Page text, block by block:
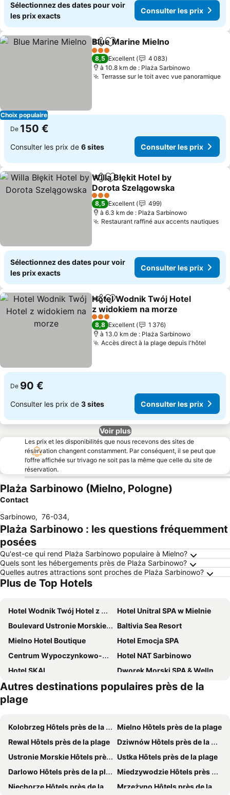
Sélectionnez des dates pour voir
les prix exacts
Consulter les prix
Choix populaire
PartagerAjouter à mes favoris
Blue Marine Mielno
3 Étoiles
8,5 Excellent
4 083
à 10.8 km de : Plaża Sarbinowo
Terrasse sur le toit avec vue panoramique
De 150 €
Consulter les prix de 6 sites Consulter les prix
PartagerAjouter à mes favoris
Willa Błękit Hotel by
Dorota Szelągowska
Consulter les prix
3 Étoiles
8,5 Excellent
499
à 6.3 km de : Plaża Sarbinowo
Restaurant raffiné aux accents nautiques
Sélectionnez des dates pour voir
les prix exacts
Consulter les prix
PartagerAjouter à mes favoris
Hotel Wodnik Twój Hotel
z widokiem na morze
Consulter les prix
3 Étoiles
8,8 Excellent
1 376
à 13.0 km de : Plaża Sarbinowo
Accès direct à la plage depuis l'hôtel
De 90 €
Consulter les prix de 3 sites Consulter les prix
Voir plus
Les prix et les disponibilités que nous recevons des sites de
réservation changent constamment. Par conséquent, il se peut que
l’offre affichée sur trivago ne soit pas la même que celle du site de
réservation.
Plaża Sarbinowo (Mielno, Pologne)
Contact
Sarbinowo, 76-034,
Plaża Sarbinowo : les questions fréquemment
posées
Qu'est-ce qui rend Plaża Sarbinowo populaire à Mielno?
Quels sont les hébergements près de Plaża Sarbinowo?
Quelles autres attractions sont proches de Plaża Sarbinowo?
Plus de Top Hotels
Hotel Wodnik Twój Hotel z widokiem na morze
Hotel Unitral SPA w Mielnie
Boulevard Ustronie Morskie by Zdrojowa
Baltivia Sea Resort
Mielno Hotel Boutique
Hotel Emocja SPA
Centrum Wypoczynkowo-Konferencyjne Solaris
Hotel NAT Sarbinowo
Hotel SKAL
Dworek Morski SPA & Wellness
Royal Park Hotel & Spa
Hotel Lambert Medical Spa
HT Houseboats - luksusowe domki na wodzie - sauna, jacuzzi
Borgata
Hotel Verde
Meduza Hotel & Spa
Posejdon
STAŁY LĄD
Azyl
Villa Fenix
Villa Martika
Hawira
Willa Błękit Hotel by Dorota Szelągowska
Autres destinations populaires près de la
plage
Kolobrzeg Hôtels près de la plage
Mielno Hôtels près de la plage
Rewal Hôtels près de la plage
Dziwnów Hôtels près de la plage
Ustronie Morskie Hôtels près de la plage
Ustka Hôtels près de la plage
Darlowo Hôtels près de la plage
Miedzywodzie Hôtels près de la plage
Niechorze Hôtels près de la plage
Mrzeżyno Hôtels près de la plage